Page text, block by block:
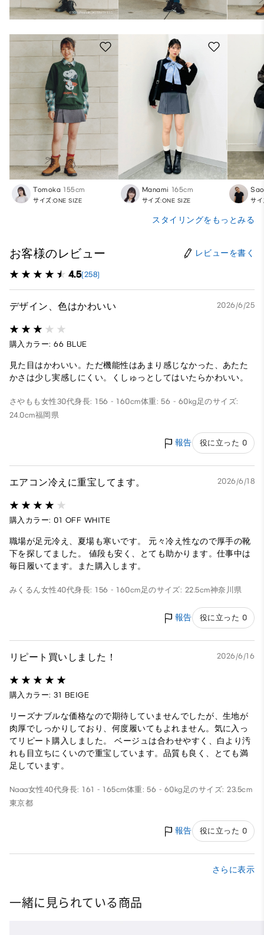
Tomoka 155cm
サイズ:ONE SIZE
Manami 165cm
サイズ:ONE SIZE サ
スタイリングをもっとみる
お客様のレビュー レビューを書く
4.5(258)
デザイン、色はかわいい 2026/6/25
購入カラー: 66 BLUE
見た目はかわいい。ただ機能性はあまり感じなかった、あたた
かさは少し実感しにくい。くしゅっとしてはいたらかわいい。
さやもも 女性30代身長: 156 - 160cm体重: 56 - 60kg 足のサイズ:
24.0cm福岡県
報告 役に立った 0
エアコン冷えに重宝してます。 2026/6/18
購入カラー: 01 OFF WHITE
職場が足元冷え、夏場も寒いです。 元々冷え性なので厚手の靴
下を探してました。 値段も安く、とても助かります。仕事中は
毎日履いてます。また購入します。
みくるん女性40代身長: 156 - 160cm 足のサイズ: 22.5cm神奈川県
報告 役に立った 0
リピート買いしました！ 2026/6/16
購入カラー: 31 BEIGE
リーズナブルな価格なので期待していませんでしたが、生地が
肉厚でしっかりしており、何度履いてもよれません。気に入っ
てリピート購入しました。 ベージュは合わせやすく、白より汚
れも目立ちにくいので重宝しています。品質も良く、とても満
足しています。
Naaa女性40代身長: 161 - 165cm体重: 56 - 60kg 足のサイズ: 23.5cm
東京都
報告 役に立った 0
さらに表示
一緒に見られている商品